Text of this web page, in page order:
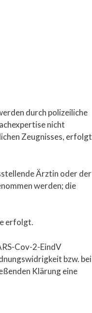
durch polizeiliche
nicht
Zeugnisses, erfolgt
Ärztin oder der
werden; die
erfolgt.
Cov-2-EindV
bzw. bei
Klärung eine